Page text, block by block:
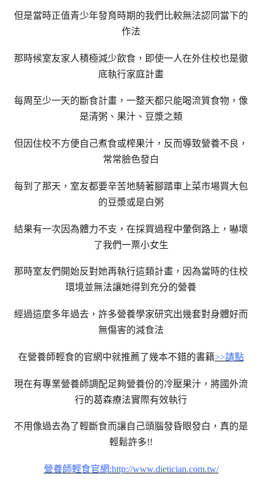
但是當時正值青少年發育時期的我們比較無法認同當下的
作法
那時候室友家人積極減少飲食，即使一人在外住校也是徹
底執行家庭計畫
每周至少一天的斷食計畫，一整天都只能喝流質食物，像
是清粥、果汁、豆漿之類
但因住校不方便自己煮食或榨果汁，反而導致營養不良，
常常臉色發白
每到了那天，室友都要辛苦地騎著腳踏車上菜市場買大包
的豆漿或是白粥
結果有一次因為體力不支，在採買過程中暈倒路上，嚇壞
了我們一票小女生
那時室友們開始反對她再執行這類計畫，因為當時的住校
環境並無法讓她得到充分的營養
經過這麼多年過去，許多營養學家研究出幾套對身體好而
無傷害的減食法
在營養師輕食的官網中就推薦了幾本不錯的書籍>>請點
現在有專業營養師調配足夠營養份的冷壓果汁，將國外流
行的葛森療法實際有效執行
不用像過去為了輕斷食而讓自己頭腦發昏眼發白，真的是
輕鬆許多!!
營養師輕食官網:http://www.dietician.com.tw/